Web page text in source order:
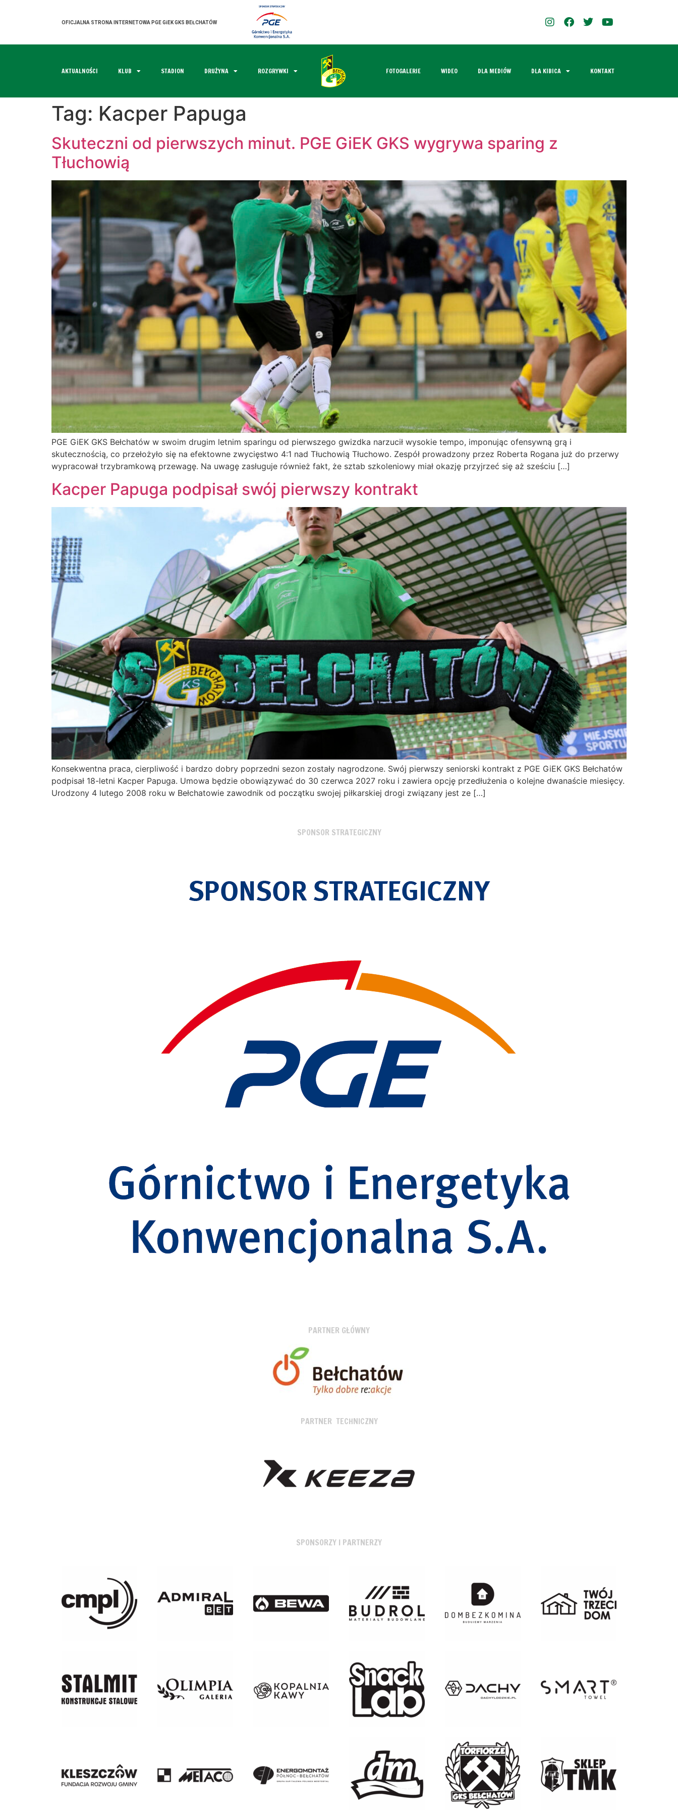
OFICJALNA STRONA INTERNETOWA PGE GiEK GKS BEŁCHATÓW
AKTUALNOŚCI KLUB STADION DRUŻYNA ROZGRYWKI FOTOGALERIE WIDEO DLA MEDIÓW DLA KIBICA KONTAKT
Tag: Kacper Papuga
Skuteczni od pierwszych minut. PGE GiEK GKS wygrywa sparing z
Tłuchowią
PGE GiEK GKS Bełchatów w swoim drugim letnim sparingu od pierwszego gwizdka narzucił wysokie tempo, imponując ofensywną grą i
skutecznością, co przełożyło się na efektowne zwycięstwo 4:1 nad Tłuchowią Tłuchowo. Zespół prowadzony przez Roberta Rogana już do przerwy
wypracował trzybramkową przewagę. Na uwagę zasługuje również fakt, że sztab szkoleniowy miał okazję przyjrzeć się aż sześciu […]
Kacper Papuga podpisał swój pierwszy kontrakt
Konsekwentna praca, cierpliwość i bardzo dobry poprzedni sezon zostały nagrodzone. Swój pierwszy seniorski kontrakt z PGE GiEK GKS Bełchatów
podpisał 18-letni Kacper Papuga. Umowa będzie obowiązywać do 30 czerwca 2027 roku i zawiera opcję przedłużenia o kolejne dwanaście miesięcy.
Urodzony 4 lutego 2008 roku w Bełchatowie zawodnik od początku swojej piłkarskiej drogi związany jest ze […]
SPONSOR STRATEGICZNY
PARTNER GŁÓWNY
PARTNER TECHNICZNY
SPONSORZY I PARTNERZY